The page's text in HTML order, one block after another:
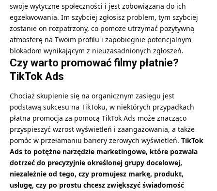
swoje wytyczne społeczności i jest zobowiązana do ich
egzekwowania. Im szybciej zgłosisz problem, tym szybciej
zostanie on rozpatrzony, co pomoże utrzymać pozytywną
atmosferę na Twoim profilu i zapobiegnie potencjalnym
blokadom wynikającym z nieuzasadnionych zgłoszeń.
Czy warto promować filmy płatnie?
TikTok Ads
Chociaż skupienie się na organicznym zasięgu jest
podstawą sukcesu na TikToku, w niektórych przypadkach
płatna promocja za pomocą TikTok Ads może znacząco
przyspieszyć wzrost wyświetleń i zaangażowania, a także
pomóc w przełamaniu bariery zerowych wyświetleń. TikTok
Ads to potężne narzędzie marketingowe, które pozwala
dotrzeć do precyzyjnie określonej grupy docelowej,
niezależnie od tego, czy promujesz markę, produkt,
usługę, czy po prostu chcesz zwiększyć świadomość